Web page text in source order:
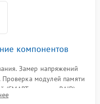
компонентов
Замер напряжений
модулей памяти
(SMART, массивы RAID)
утилитами.